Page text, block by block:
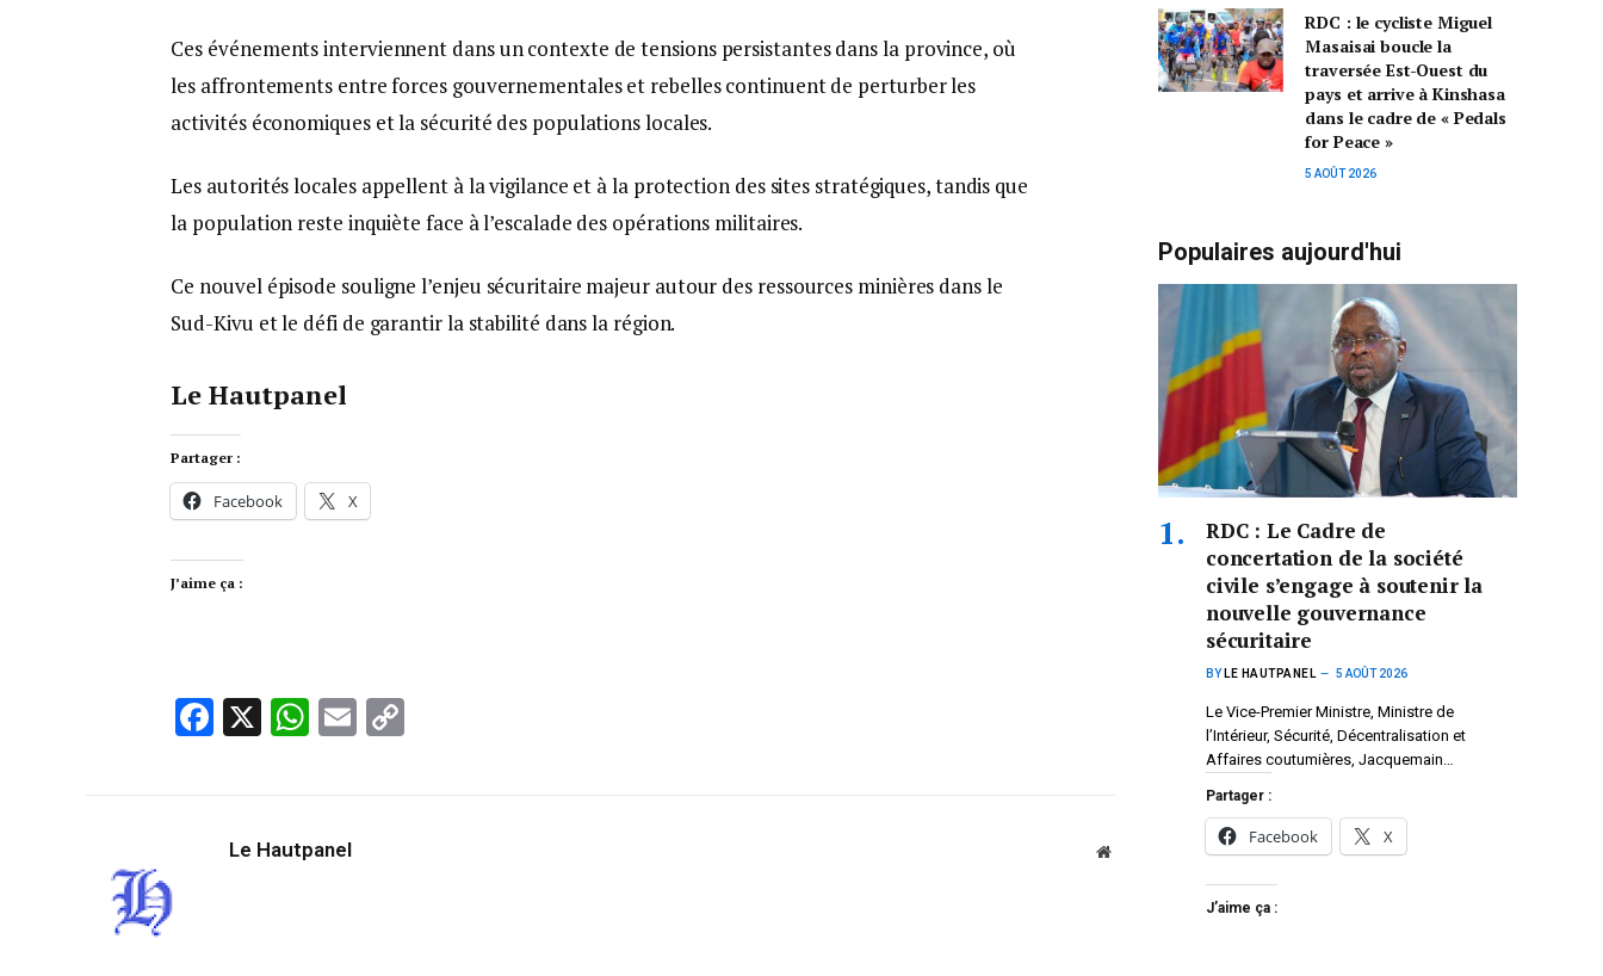
Ces événements interviennent dans un contexte de tensions persistantes dans la province, où
les affrontements entre forces gouvernementales et rebelles continuent de perturber les
activités économiques et la sécurité des populations locales.
Les autorités locales appellent à la vigilance et à la protection des sites stratégiques, tandis que
la population reste inquiète face à l’escalade des opérations militaires.
Ce nouvel épisode souligne l’enjeu sécuritaire majeur autour des ressources minières dans le
Sud-Kivu et le défi de garantir la stabilité dans la région.
Le Hautpanel
Partager :
Facebook X
J’aime ça :
Facebook
X WhatsApp
Email
Le Hautpanel Website
RDC : le cycliste Miguel
Masaisai boucle la
traversée Est-Ouest du
pays et arrive à Kinshasa
dans le cadre de « Pedals
for Peace »
5 AOÛT 2026
Populaires aujourd'hui
RDC : Le Cadre de
concertation de la société
civile s’engage à soutenir la
nouvelle gouvernance
sécuritaire
BY LE HAUTPANEL 5 AOÛT 2026
Le Vice-Premier Ministre, Ministre de
l’Intérieur, Sécurité, Décentralisation et
Affaires coutumières, Jacquemain…
Partager :
Facebook X
J’aime ça :